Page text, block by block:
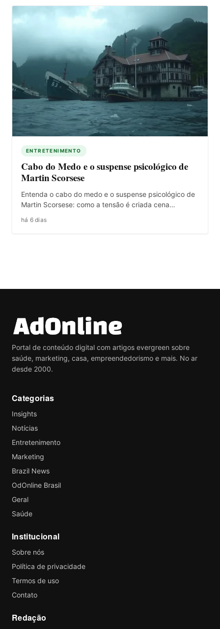
ENTRETENIMENTO
Cabo do Medo e o suspense psicológico de
Martin Scorsese
Entenda o cabo do medo e o suspense psicológico de
Martin Scorsese: como a tensão é criada cena…
há 6 dias
Portal de conteúdo digital com artigos evergreen sobre
saúde, marketing, casa, empreendedorismo e mais. No ar
desde 2000.
Categorias
Insights
Notícias
Entretenimento
Marketing
Brazil News
OdOnline Brasil
Geral
Saúde
Institucional
Sobre nós
Política de privacidade
Termos de uso
Contato
Redação